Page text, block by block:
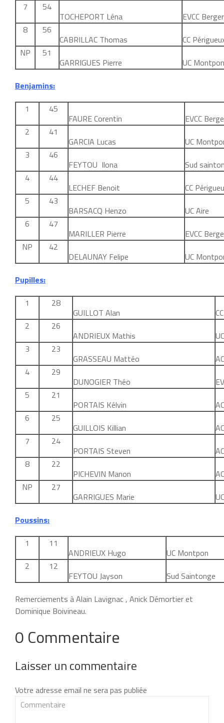
7
54
TOCHEPORT Léna
EVCC
8
56
CABRILLAC Thomas
CC
NP
51
GARRIGUES Pierre
UC Montpon
Benjamins:
1
45
FAURE Corentin
EVCC
2
41
GARCIA Lucas
UC
3
46
FEYTOU Ilona
Sud
4
44
LECHEF Benoit
CC
5
43
BARSACQ Henzo
UC Aire
6
47
MARILLER Pierre
EVCC
NP
42
DELAUNAY Felipe
UC
Pupilles:
1
28
GUILLOT Alan
2
26
ANDRIEUX Mathis
3
23
GRASSEAU Mattéo
4
29
DUNOGIER Théo
5
21
PORTAIS Kélvin
6
25
GUILLOIS Killian
7
24
PORTAIS Steven
8
22
PICHEVIN Manon
NP
27
GARRIGUES Marie
Poussins:
1
11
ANDRIEUX Hugo
UC Montpon
2
12
FEYTOU Jayson
Sud Saintonge
Remerciements à Alain Lavignac , Anick Démortier et
Dominique Boivineau.
0 Commentaire
Laisser un commentaire
Votre adresse email ne sera pas publiée